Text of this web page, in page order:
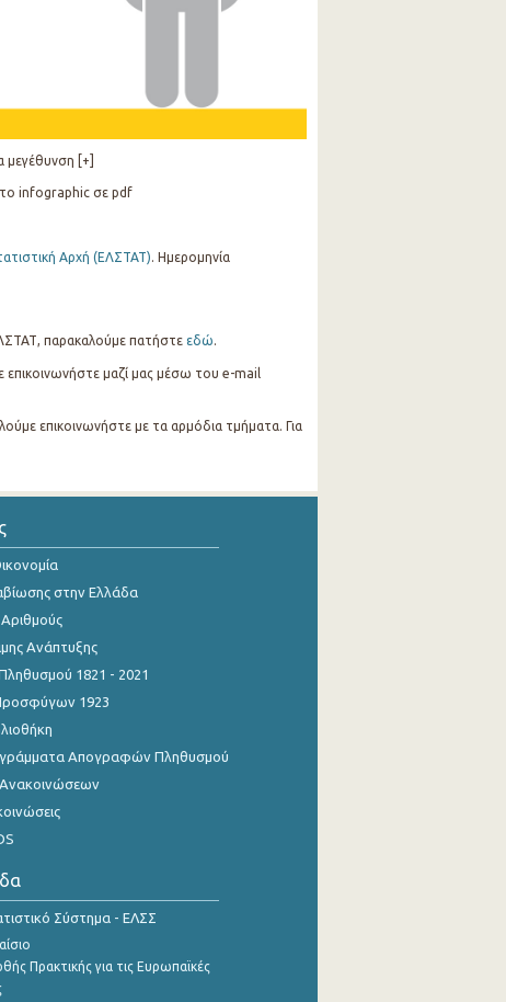
μεγέθυνση [+]
το infographic σε pdf
Αρχή (ΕΛΣΤΑΤ). Ημερομηνία
παρακαλούμε πατήστε εδώ.
επικοινωνήστε μαζί μας μέσω του e-mail
επικοινωνήστε με τα αρμόδια τμήματα. Για
στην Ελλάδα
Ανάπτυξης
1821 - 2021
1923
Απογραφών Πληθυσμού
Σύστημα - ΕΛΣΣ
Πρακτικής για τις Ευρωπαϊκές